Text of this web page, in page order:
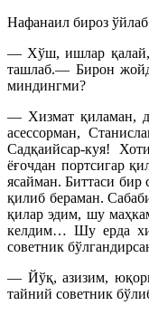
Нафанаил бироз
— Хўш, ишлар қалай,
ташлаб.— Бирон
миндингми?
— Хизмат қиламан,
асессорман,
Садқаийсар-куя!
ёғочдан портсигар
ясайман. Биттаси бир
қилиб бераман.
қилар эдим, шу
келдим… Шу ерда
советник
— Йўқ, азизим,
тайний советник